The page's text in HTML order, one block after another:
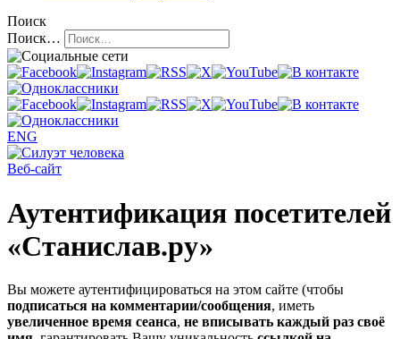
Поиск
Поиск…
ENG
Веб-сайт
Аутентификация посетителей
«Станислав.ру»
Вы можете аутентифицироваться на этом сайте (чтобы
подписаться на комментарии/сообщения, иметь
увеличенное время сеанса, не вписывать каждый раз своё